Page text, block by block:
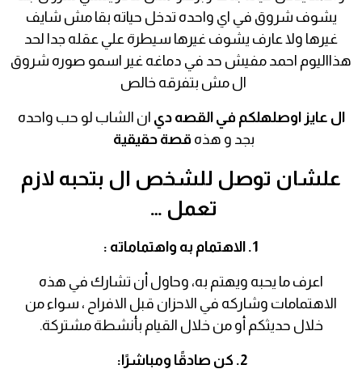
يشوف شروق في اي واحده تدخل حياته بقا مش شايف
غيرها ولا عارف يشوف غيرها سيطرة علي عقله جدا لحد
هذااليوم احمد مفيش حد في دماغه غير اسمو صوره شروق
ال مش بتفرقه خالص
ال عايز اوصلهلكم في القصه دي ان الشاب لو حب واحده
بجد و هذه قصة حقيقية
علشان توصل للشخص ال بتحبه لازم
تعمل …
اعرف ما يحبه ويهتم به، وحاول أن تشارك في هذه
الاهتمامات وشاركه في الاحزان قبل الافراح ، سواء من
خلال حديثكم أو من خلال القيام بأنشطة مشتركة.
2. كن صادقًا ومباشرًا: